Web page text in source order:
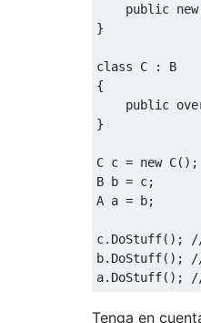
public new
}
class C :
B
{
public
}
C c = new C();
B b = c;
A a = b;
c. DoStuff();
b. DoStuff();
a. DoStuff();
Tenga en